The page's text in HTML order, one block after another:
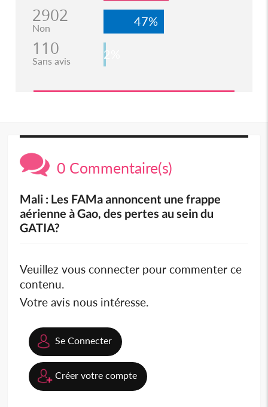
2902
Non 47%
110
Sans avis 2%
0 Commentaire(s)
Mali : Les FAMa annoncent une frappe
aérienne à Gao, des pertes au sein du
GATIA?
Veuillez vous connecter pour commenter ce
contenu.
Votre avis nous intéresse.
Se Connecter
Créer votre compte